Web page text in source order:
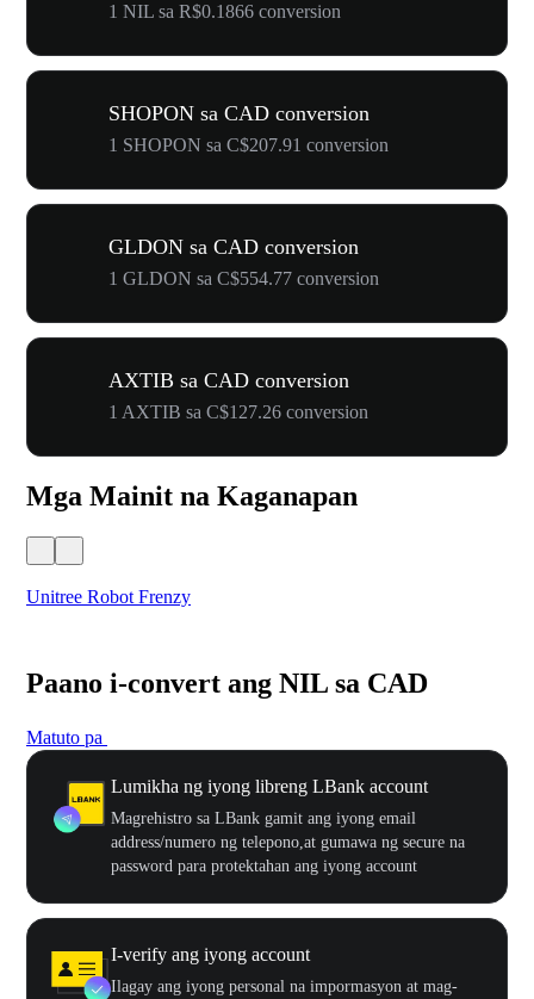
1 NIL sa R$0.1866 conversion
SHOPON sa CAD conversion
1 SHOPON sa C$207.91 conversion
GLDON sa CAD conversion
1 GLDON sa C$554.77 conversion
AXTIB sa CAD conversion
1 AXTIB sa C$127.26 conversion
Mga Mainit na Kaganapan
Unitree Robot Frenzy
Paano i-convert ang NIL sa CAD
Matuto pa
Lumikha ng iyong libreng LBank account
Magrehistro sa LBank gamit ang iyong email
address/numero ng telepono,at gumawa ng secure na
password para protektahan ang iyong account
I-verify ang iyong account
Ilagay ang iyong personal na impormasyon at mag-